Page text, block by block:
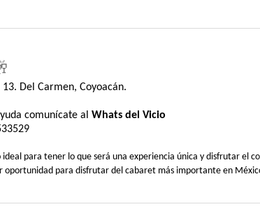
Del Carmen, Coyoacán.
comunícate al Whats del Vicio
para tener lo que será una experiencia única y disfrutar el
oportunidad para disfrutar del cabaret más importante en